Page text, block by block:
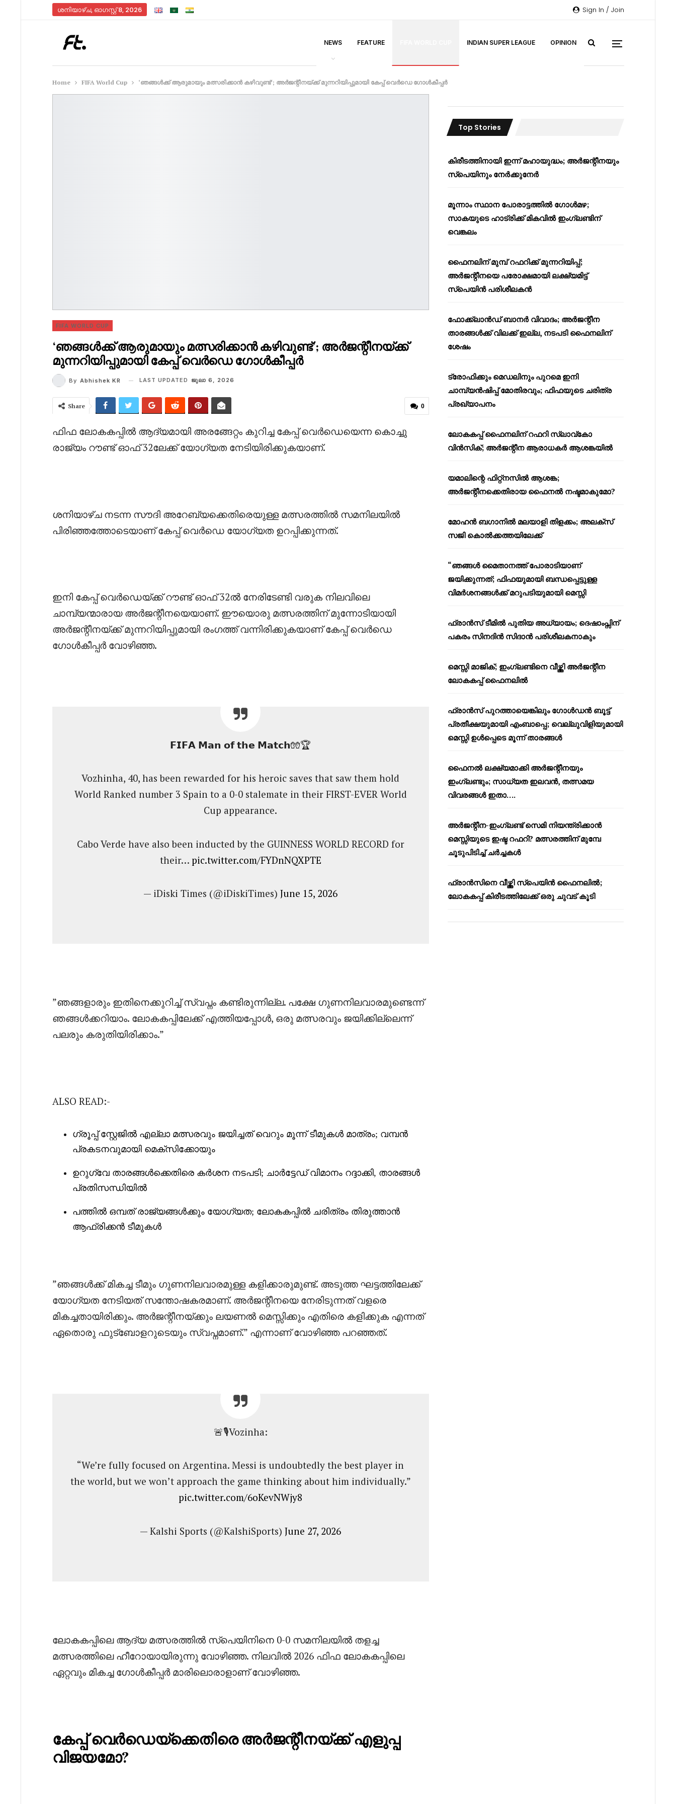
Sign In / Join
ശനിയാഴ്‌ച, ഓഗസ്റ്റ്‌ 8, 2026
NEWS FEATURE INDIAN SUPER LEAGUE OPINION
Home FIFA World Cup ‘ഞങ്ങൾക്ക് ആരുമായും മത്സരിക്കാൻ കഴിവുണ്ട്’; അർജന്റീനയ്ക്ക് മുന്നറിയിപ്പുമായി കേപ്പ് വെർഡെ ഗോൾകീപ്പർ
FIFA WORLD CUP
‘ഞങ്ങൾക്ക് ആരുമായും മത്സരിക്കാൻ കഴിവുണ്ട്’; അർജന്റീനയ്ക്ക്
മുന്നറിയിപ്പുമായി കേപ്പ് വെർഡെ ഗോൾകീപ്പർ
By Abhishek KR LAST UPDATED ജുലാ 6, 2026
0
Share
ഫിഫ ലോകകപ്പിൽ ആദ്യമായി അരങ്ങേറ്റം കുറിച്ച കേപ്പ് വെർഡെയെന്ന കൊച്ചു
രാജ്യം റൗണ്ട് ഓഫ് 32ലേക്ക് യോഗ്യത നേടിയിരിക്കുകയാണ്.
‎ശനിയാഴ്ച നടന്ന സൗദി അറേബ്യക്കെതിരെയുള്ള മത്സരത്തിൽ സമനിലയിൽ
പിരിഞ്ഞത്തോടെയാണ് കേപ്പ് വെർഡെ യോഗ്യത ഉറപ്പിക്കുന്നത്.
‎ഇനി കേപ്പ് വെർഡെയ്ക്ക് റൗണ്ട് ഓഫ് 32ൽ നേരിടേണ്ടി വരുക നിലവിലെ
ചാമ്പ്യന്മാരായ അർജന്റീനയെയാണ്. ഈയൊരു മത്സരത്തിന് മുന്നോടിയായി
അർജന്റീനയ്ക്ക് മുന്നറിയിപ്പുമായി രംഗത്ത് വന്നിരിക്കുകയാണ് കേപ്പ് വെർഡെ
ഗോൾകീപ്പർ വോഴിഞ്ഞ.
𝗙𝗜𝗙𝗔 𝗠𝗮𝗻 𝗼𝗳 𝘁𝗵𝗲 𝗠𝗮𝘁𝗰𝗵🧤🏆
Vozhinha, 40, has been rewarded for his heroic saves that saw them hold
World Ranked number 3 Spain to a 0-0 stalemate in their FIRST-EVER World
Cup appearance.
Cabo Verde have also been inducted by the GUINNESS WORLD RECORD for
their… pic.twitter.com/FYDnNQXPTE
— iDiski Times (@iDiskiTimes)June 15, 2026
‎”ഞങ്ങളാരും ഇതിനെക്കുറിച്ച് സ്വപ്നം കണ്ടിരുന്നില്ല. പക്ഷേ ഗുണനിലവാരമുണ്ടെന്ന്
ഞങ്ങൾക്കറിയാം. ലോകകപ്പിലേക്ക് എത്തിയപ്പോൾ, ഒരു മത്സരവും ജയിക്കില്ലെന്ന്
പലരും കരുതിയിരിക്കാം.”
ALSO READ:-
ഗ്രൂപ്പ്‌ സ്റ്റേജിൽ എല്ലാ മത്സരവും ജയിച്ചത് വെറും മൂന്ന് ടീമുകൾ മാത്രം; വമ്പൻ
പ്രകടനവുമായി മെക്സിക്കോയും
ഉറുഗ്വേ താരങ്ങൾക്കെതിരെ കർശന നടപടി; ചാർട്ടേഡ് വിമാനം റദ്ദാക്കി, താരങ്ങൾ
പ്രതിസന്ധിയിൽ
പത്തിൽ ഒമ്പത് രാജ്യങ്ങൾക്കും യോഗ്യത; ലോകകപ്പിൽ ചരിത്രം തിരുത്താൻ
ആഫ്രിക്കൻ ടീമുകൾ
‎”ഞങ്ങൾക്ക് മികച്ച ടീമും ഗുണനിലവാരമുള്ള കളിക്കാരുമുണ്ട്. അടുത്ത ഘട്ടത്തിലേക്ക്
യോഗ്യത നേടിയത് സന്തോഷകരമാണ്. അർജന്റീനയെ നേരിടുന്നത് വളരെ
മികച്ചതായിരിക്കും. അർജന്റീനയ്ക്കും ലയണൽ മെസ്സിക്കും എതിരെ കളിക്കുക എന്നത്
ഏതൊരു ഫുട്ബോളറുടെയും സ്വപ്നമാണ്.” എന്നാണ് വോഴിഞ്ഞ പറഞ്ഞത്.
🚨🎙️Vozinha:
“We’re fully focused on Argentina. Messi is undoubtedly the best player in
the world, but we won’t approach the game thinking about him individually.”
pic.twitter.com/6oKevNWjy8
— Kalshi Sports (@KalshiSports)June 27, 2026
‎ലോകകപ്പിലെ ആദ്യ മത്സരത്തിൽ സ്പെയിനിനെ 0-0 സമനിലയിൽ തളച്ച
മത്സരത്തിലെ ഹീറോയായിരുന്നു വോഴിഞ്ഞ. നിലവിൽ 2026 ഫിഫ ലോകകപ്പിലെ
ഏറ്റവും മികച്ച ഗോൾകീപ്പർ മാരിലൊരാളാണ് വോഴിഞ്ഞ.
കേപ്പ് വെർഡെയ്ക്കെതിരെ അർജന്റീനയ്ക്ക് എളുപ്പ
വിജയമോ?
Top Stories
കിരീടത്തിനായി ഇന്ന് മഹായുദ്ധം; അർജന്റീനയും
സ്പെയിനും നേർക്കുനേർ
മൂന്നാം സ്ഥാന പോരാട്ടത്തിൽ ഗോൾമഴ;
സാകയുടെ ഹാട്രിക്ക് മികവിൽ ഇംഗ്ലണ്ടിന്
വെങ്കലം
ഫൈനലിന് മുമ്പ് റഫറിക്ക് മുന്നറിയിപ്പ്;
അർജന്റീനയെ പരോക്ഷമായി ലക്ഷ്യമിട്ട്
സ്പെയിൻ പരിശീലകൻ
ഫോക്ക്‌ലാൻഡ് ബാനർ വിവാദം; അർജന്റീന
താരങ്ങൾക്ക് വിലക്ക് ഇല്ല, നടപടി ഫൈനലിന്
ശേഷം
ട്രോഫിക്കും മെഡലിനും പുറമെ ഇനി
ചാമ്പ്യൻഷിപ്പ് മോതിരവും; ഫിഫയുടെ ചരിത്ര
പ്രഖ്യാപനം
ലോകകപ്പ് ഫൈനലിന് റഫറി സ്ലാവ്‌കോ
വിൻസിക്; അർജന്റീന ആരാധകർ ആശങ്കയിൽ
യമാലിന്റെ ഫിറ്റ്നസിൽ ആശങ്ക;
അർജന്റീനക്കെതിരായ ഫൈനൽ നഷ്ടമാകുമോ?
മോഹൻ ബഗാനിൽ മലയാളി തിളക്കം; അലക്സ്
സജി കൊൽക്കത്തയിലേക്ക്
“ഞങ്ങൾ മൈതാനത്ത് പോരാടിയാണ്
ജയിക്കുന്നത്; ഫിഫയുമായി ബന്ധപ്പെട്ടുള്ള
വിമർശനങ്ങൾക്ക് മറുപടിയുമായി മെസ്സി
ഫ്രാൻസ് ടീമിൽ പുതിയ അധ്യായം; ദെഷാംപ്സിന്
പകരം സിനദിൻ സിദാൻ പരിശീലകനാകും
മെസ്സി മാജിക്; ഇംഗ്ലണ്ടിനെ വീഴ്ത്തി അർജന്റീന
ലോകകപ്പ് ഫൈനലിൽ
ഫ്രാൻസ് പുറത്തായെങ്കിലും ഗോൾഡൻ ബൂട്ട്
പ്രതീക്ഷയുമായി എംബാപ്പെ; വെല്ലുവിളിയുമായി
മെസ്സി ഉൾപ്പെടെ മൂന്ന് താരങ്ങൾ
ഫൈനൽ ലക്ഷ്യമാക്കി അർജന്റീനയും
ഇംഗ്ലണ്ടും; സാധ്യത ഇലവൻ, തത്സമയ
വിവരങ്ങൾ ഇതാ….
അർജന്റീന-ഇംഗ്ലണ്ട് സെമി നിയന്ത്രിക്കാൻ
മെസ്സിയുടെ ഇഷ്ട റഫറി? മത്സരത്തിന് മുമ്പേ
ചൂടുപിടിച്ച് ചർച്ചകൾ
ഫ്രാൻസിനെ വീഴ്ത്തി സ്പെയിൻ ഫൈനലിൽ;
ലോകകപ്പ് കിരീടത്തിലേക്ക് ഒരു ചുവട് കൂടി